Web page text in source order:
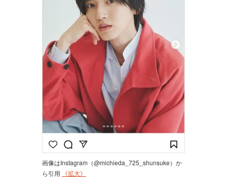
画像はInstagram（@michieda_725_shunsuke）か
ら引用
《拡大》